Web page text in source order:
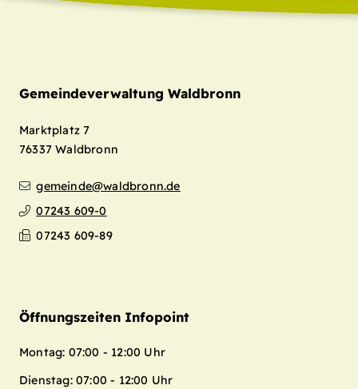
Gemeindeverwaltung Waldbronn
Marktplatz 7
76337 Waldbronn
gemeinde@waldbronn.de
07243 609-0
07243 609-89
Öffnungszeiten Infopoint
Montag: 07:00 - 12:00 Uhr
Dienstag: 07:00 - 12:00 Uhr